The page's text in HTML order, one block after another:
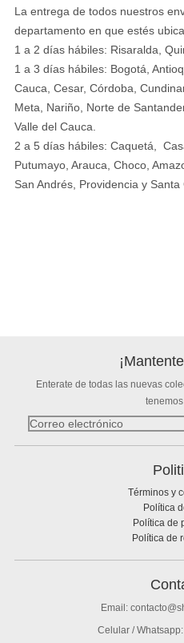
La entrega de todos nuestros
departamento en que estés
1 a 2 días hábiles: Risaralda,
1 a 3 días hábiles: Bogotá,
Cauca, Cesar, Córdoba,
Meta, Nariño, Norte de
Valle del Cauca.
2 a 5 días hábiles: Caquetá,
Putumayo, Arauca, Choco,
San Andrés, Providencia y Santa
Enterate de todas las nuevas
Términos y
Política
Política de
Política de
Email:
Celular /